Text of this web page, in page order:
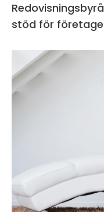
Redovisningsbyrå
stöd för